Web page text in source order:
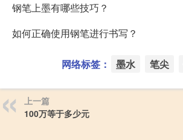
钢笔上墨有哪些技巧？
如何正确使用钢笔进行书写？
网络标签： 墨水 笔尖
上一篇
100万等于多少元